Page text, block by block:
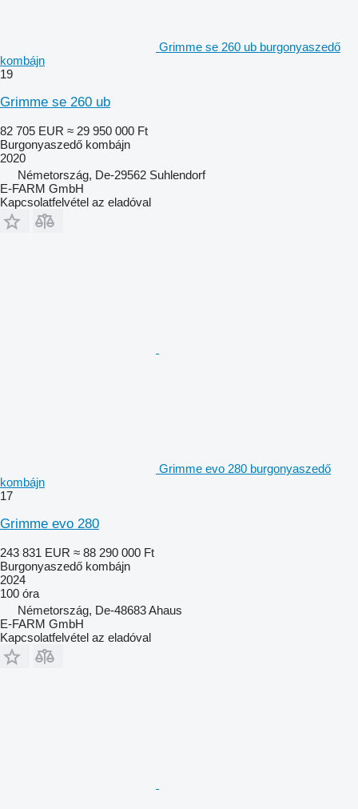
Grimme se 260 ub burgonyaszedő
kombájn
19
Grimme se 260 ub
82 705 EUR ≈ 29 950 000 Ft
Burgonyaszedő kombájn
2020
Németország, De-29562 Suhlendorf
E-FARM GmbH
Kapcsolatfelvétel az eladóval
Grimme evo 280 burgonyaszedő
kombájn
17
Grimme evo 280
243 831 EUR ≈ 88 290 000 Ft
Burgonyaszedő kombájn
2024
100 óra
Németország, De-48683 Ahaus
E-FARM GmbH
Kapcsolatfelvétel az eladóval